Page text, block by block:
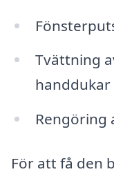
Tvättning
handdukar
Rengöring
För att få den